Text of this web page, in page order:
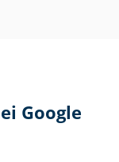
Google